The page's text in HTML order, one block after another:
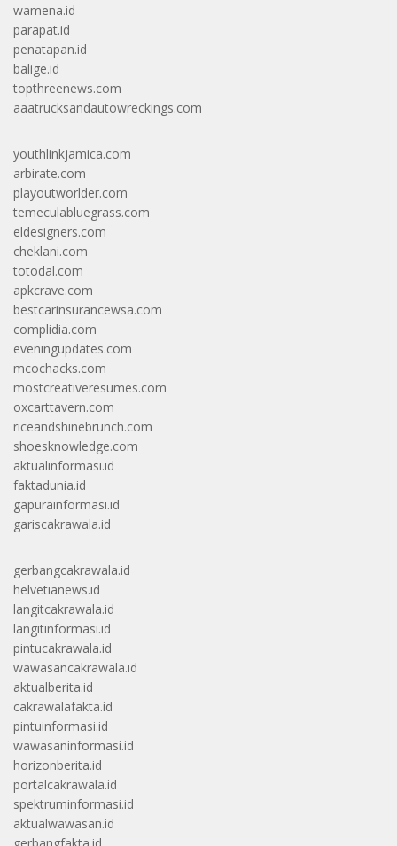
wamena.id
parapat.id
penatapan.id
balige.id
topthreenews.com
aaatrucksandautowreckings.com
youthlinkjamica.com
arbirate.com
playoutworlder.com
temeculabluegrass.com
eldesigners.com
cheklani.com
totodal.com
apkcrave.com
bestcarinsurancewsa.com
complidia.com
eveningupdates.com
mcochacks.com
mostcreativeresumes.com
oxcarttavern.com
riceandshinebrunch.com
shoesknowledge.com
aktualinformasi.id
faktadunia.id
gapurainformasi.id
gariscakrawala.id
gerbangcakrawala.id
helvetianews.id
langitcakrawala.id
langitinformasi.id
pintucakrawala.id
wawasancakrawala.id
aktualberita.id
cakrawalafakta.id
pintuinformasi.id
wawasaninformasi.id
horizonberita.id
portalcakrawala.id
spektruminformasi.id
aktualwawasan.id